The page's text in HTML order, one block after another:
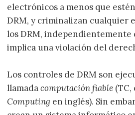
electrónicos a menos que
DRM, y criminalizan cualquier
los DRM, independientemente
implica una violación del
Los controles de DRM son
llamadacomputación fiable
Computing en inglés). Sin